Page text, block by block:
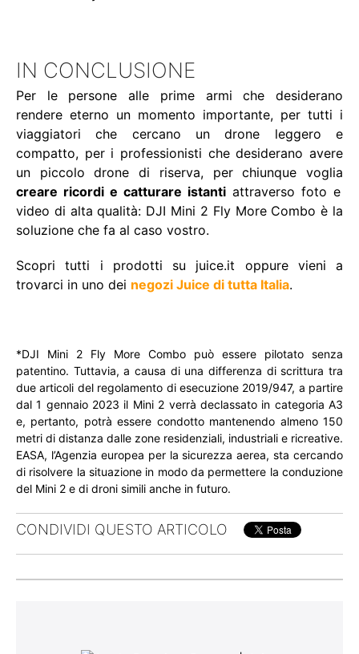
IN CONCLUSIONE
Per le persone alle prime armi che desiderano
rendere eterno un momento importante, per tutti i
viaggiatori che cercano un drone leggero e
compatto, per i professionisti che desiderano avere
un piccolo drone di riserva, per chiunque voglia
creare ricordi e catturare istanti attraverso foto e
video di alta qualità: DJI Mini 2 Fly More Combo è la
soluzione che fa al caso vostro.
Scopri tutti i prodotti su juice.it oppure vieni a
trovarci in uno dei negozi Juice di tutta Italia.
*DJI Mini 2 Fly More Combo può essere pilotato senza
patentino. Tuttavia, a causa di una differenza di scrittura tra
due articoli del regolamento di esecuzione 2019/947, a partire
dal 1 gennaio 2023 il Mini 2 verrà declassato in categoria A3
e, pertanto, potrà essere condotto mantenendo almeno 150
metri di distanza dalle zone residenziali, industriali e ricreative.
EASA, l’Agenzia europea per la sicurezza aerea, sta cercando
di risolvere la situazione in modo da permettere la conduzione
del Mini 2 e di droni simili anche in futuro.
CONDIVIDI QUESTO ARTICOLO